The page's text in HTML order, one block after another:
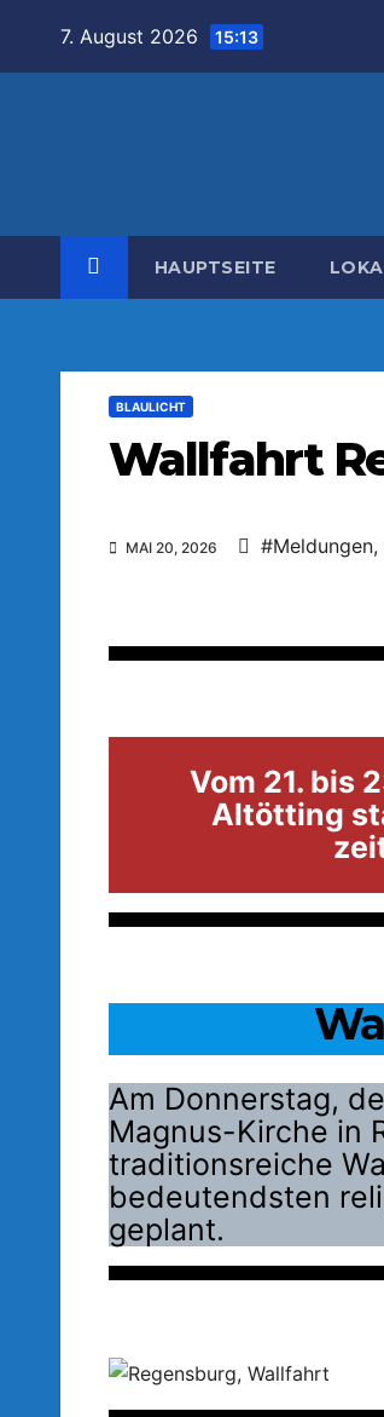
7. August 2026 15:13
HAUPTSEITE
BLAULICHT
Wallfahrt
MAI 20, 2026 #Meldungen,
Vom 21. bis
Altötting
Am Donnerstag,
Magnus-Kirche in
traditionsreiche
bedeutendsten
geplant.